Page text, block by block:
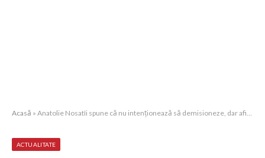
Acasă » Anatolie Nosatîi spune că nu intenționează să demisioneze, dar afirmă că se va conforma dacă va fi revocat din funcție
ACTUALITATE